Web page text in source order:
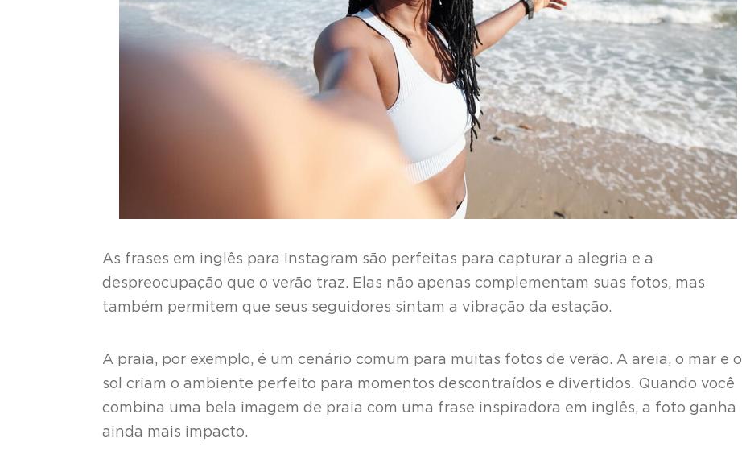
As frases em inglês para Instagram são perfeitas para capturar a alegria e a
despreocupação que o verão traz. Elas não apenas complementam suas fotos, mas
também permitem que seus seguidores sintam a vibração da estação.
A praia, por exemplo, é um cenário comum para muitas fotos de verão. A areia, o mar e o
sol criam o ambiente perfeito para momentos descontraídos e divertidos. Quando você
combina uma bela imagem de praia com uma frase inspiradora em inglês, a foto ganha
ainda mais impacto.